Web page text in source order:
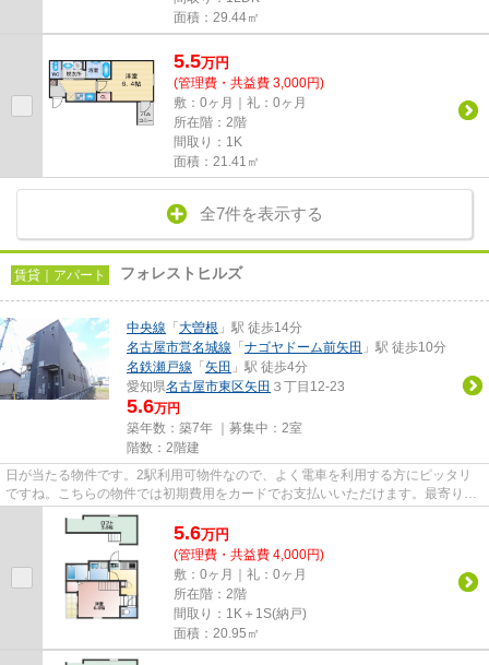
面積：29.44㎡
5.5万円
(管理費・共益費 3,000円)
敷：0ヶ月｜礼：0ヶ月
所在階：2階
間取り：1K
面積：21.41㎡
全7件を表示する
賃貸｜アパート フォレストヒルズ
中央線 「 大曽根 」駅 徒歩14分
名古屋市営名城線 「 ナゴヤドーム前矢田 」駅 徒歩10分
名鉄瀬戸線 「 矢田 」駅 徒歩4分
愛知県名古屋市東区矢田 ３丁目12-23
5.6万円
築年数：築7年 ｜募集中： 2室
階数：2階建
日が当たる物件です。2駅利用可物件なので、よく電車を利用する方にピッタリ
ですね。こちらの物件では初期費用をカードでお支払いいただけます。最寄りの
駅まで徒歩14分の物件です。名...
5.6万円
(管理費・共益費 4,000円)
敷：0ヶ月｜礼：0ヶ月
所在階：2階
間取り：1K＋1S(納戸)
面積：20.95㎡